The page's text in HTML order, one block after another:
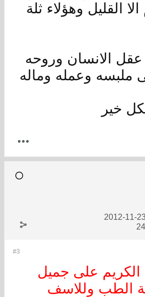
القليل وهؤلاء ثلة
الانسان وروحه
ملبسه وعمله وماله
خير
23-11-
#3
الكريم على جميل
الطب وللاسف